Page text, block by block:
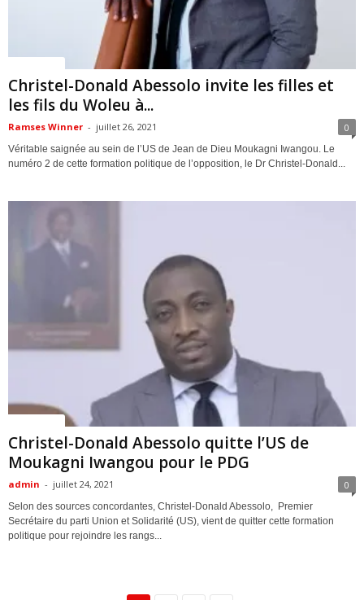
Christel-Donald Abessolo invite les filles et
les fils du Woleu à...
Ramses Winner - juillet 26, 2021 0
Véritable saignée au sein de l’US de Jean de Dieu Moukagni Iwangou. Le
numéro 2 de cette formation politique de l’opposition, le Dr Christel-Donald...
Christel-Donald Abessolo quitte l’US de
Moukagni Iwangou pour le PDG
admin - juillet 24, 2021 0
Selon des sources concordantes, Christel-Donald Abessolo, Premier
Secrétaire du parti Union et Solidarité (US), vient de quitter cette formation
politique pour rejoindre les rangs...